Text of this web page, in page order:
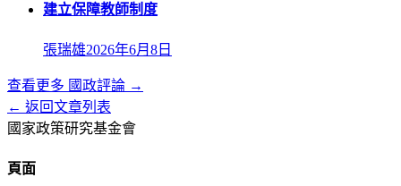
建立保障教師制度
張瑞雄2026年6月8日
查看更多 國政評論 →
← 返回文章列表
國家政策研究基金會
頁面